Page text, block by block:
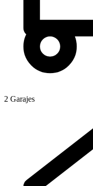
2 Garajes